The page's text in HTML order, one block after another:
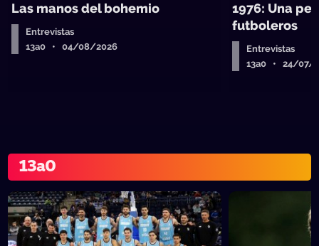
Las manos del bohemio
Entrevistas
13a0 • 04/08/2026
1976: Una
futboleros
Entrevistas
13a0 • 24/07/
13a0